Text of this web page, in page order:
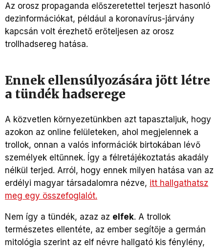
Az orosz propaganda előszeretettel terjeszt hasonló
dezinformációkat, például a koronavírus-járvány
kapcsán volt érezhető erőteljesen az orosz
trollhadsereg hatása.
Ennek ellensúlyozására jött létre
a tündék hadserege
A közvetlen környezetünkben azt tapasztaljuk, hogy
azokon az online felületeken, ahol megjelennek a
trollok, onnan a valós információk birtokában lévő
személyek eltűnnek. Így a félretájékoztatás akadály
nélkül terjed. Arról, hogy ennek milyen hatása van az
erdélyi magyar társadalomra nézve, itt hallgathatsz
meg egy összefoglalót.
Nem így a tündék, azaz az elfek. A trollok
természetes ellentéte, az ember segítője a germán
mitológia szerint az elf névre hallgató kis fénylény,